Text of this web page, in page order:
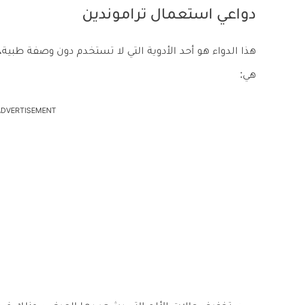
دواعي استعمال تراموندين
هذا الدواء هو أحد الأدوية التي لا تستخدم دون وصفة
هي: